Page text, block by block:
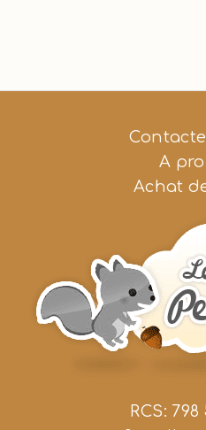
A
Achat
RCS: 798